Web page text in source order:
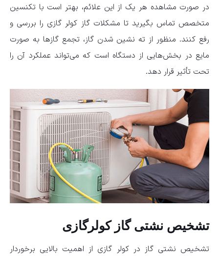
در صورت مشاهده هر یک از این علائم، بهتر است با تکنسین
متخصص تماس بگیرید تا مشکلات گاز کولر گازی را بررسی و
رفع کنند. منظور از ته نشین شدن گاز، تجمع گازها به صورت
مایع در بخش‌هایی از دستگاه است که می‌تواند عملکرد آن را
تحت تأثیر قرار دهد.
تشخیص نشتی گاز کولرگازی
تشخیص نشتی گاز در کولر گازی از اهمیت بالایی برخوردار